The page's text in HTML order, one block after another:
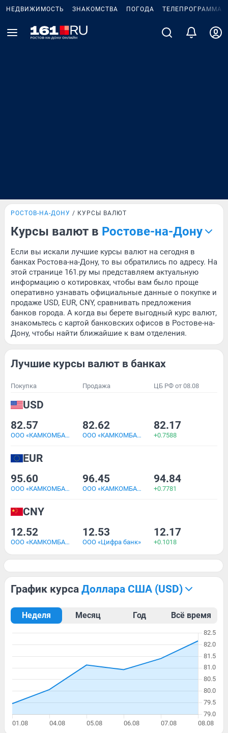
НЕДВИЖИМОСТЬ ЗНАКОМСТВА ПОГОДА ТЕЛЕПРОГРАММА
РОСТОВ-НА-ДОНУ КУРСЫ ВАЛЮТ
Курсы валют в Ростове-на-Дону
Если вы искали лучшие курсы валют на сегодня в
банках Ростова-на-Дону, то вы обратились по адресу. На
этой странице 161.ру мы представляем актуальную
информацию о котировках, чтобы вам было проще
оперативно узнавать официальные данные о покупке и
продаже USD, EUR, CNY, сравнивать предложения
банков города. А когда вы берете выгодный курс валют,
знакомьтесь с картой банковских офисов в Ростове-на-
Дону, чтобы найти ближайшие к вам отделения.
Лучшие курсы валют в банках
Покупка Продажа ЦБ РФ от 08.08
USD
82.57
ООО «КАМКОМБАНК»
82.62
ООО «КАМКОМБАНК»
82.17
+0.7588
EUR
95.60
ООО «КАМКОМБАНК»
96.45
ООО «КАМКОМБАНК»
94.84
+0.7781
CNY
12.52
ООО «КАМКОМБАНК»
12.53
ООО «Цифра банк»
12.17
+0.1018
График курса доллара США (USD)
Неделя Месяц Год Всё время